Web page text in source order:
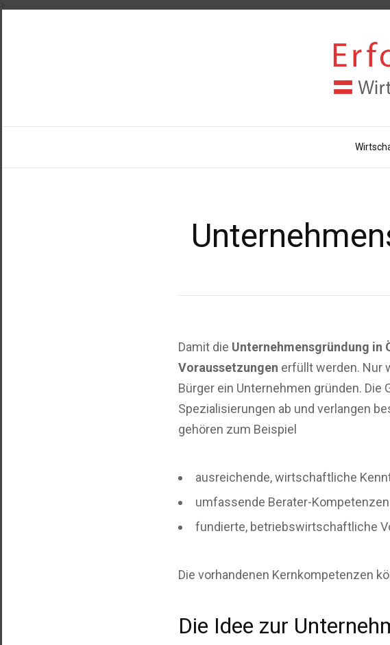
Damit die Unternehmensgründung in
Voraussetzungen erfüllt werden. Nur
Bürger ein Unternehmen gründen.
Spezialisierungen ab und verlangen
gehören zum Beispiel
ausreichende, wirtschaftliche
umfassende Berater-
fundierte, betriebswirtschaftliche
Die vorhandenen Kernkompetenzen
Die Idee zur